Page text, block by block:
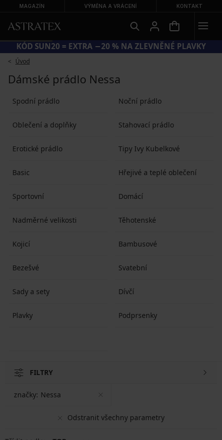
MAGAZÍN VÝMĚNA A VRÁCENÍ KONTAKT
KÓD SUN20 = EXTRA −20 % NA ZLEVNĚNÉ PLAVKY
Úvod
Dámské prádlo Nessa
Spodní prádlo Noční prádlo
Oblečení a doplňky Stahovací prádlo
Erotické prádlo Tipy Ivy Kubelkové
Basic Hřejivé a teplé oblečení
Sportovní Domácí
Nadměrné velikosti Těhotenské
Kojicí Bambusové
Bezešvé Svatební
Sady a sety Dívčí
Plavky Podprsenky
FILTRY
Odstranit všechny parametry
značky: Nessa